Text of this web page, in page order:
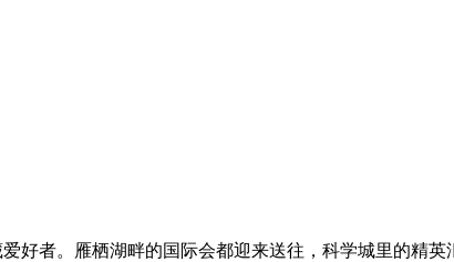
好者。雁栖湖畔的国际会都迎来送往，科学城里的精